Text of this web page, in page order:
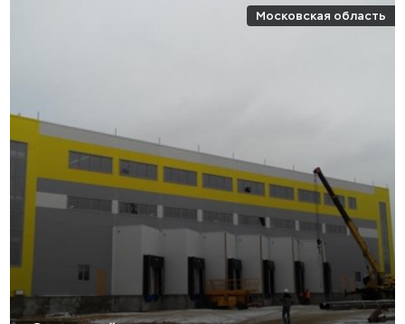
Московская область